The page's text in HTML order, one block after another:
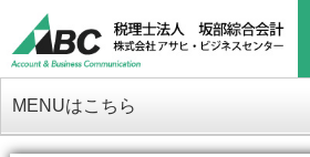
MENUはこちら